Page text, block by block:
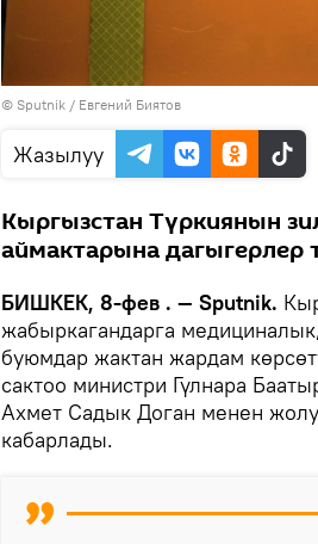
© Sputnik / Евгений Биятов
Жазылуу
Кыргызстан Түркиянын
аймактарына дагыгерлер
БИШКЕК, 8-фев . — Sputnik.
жабыркагандарга
буюмдар жактан жардам
сактоо министри Гүлнара
Ахмет Садык Доган менен
кабарлады.